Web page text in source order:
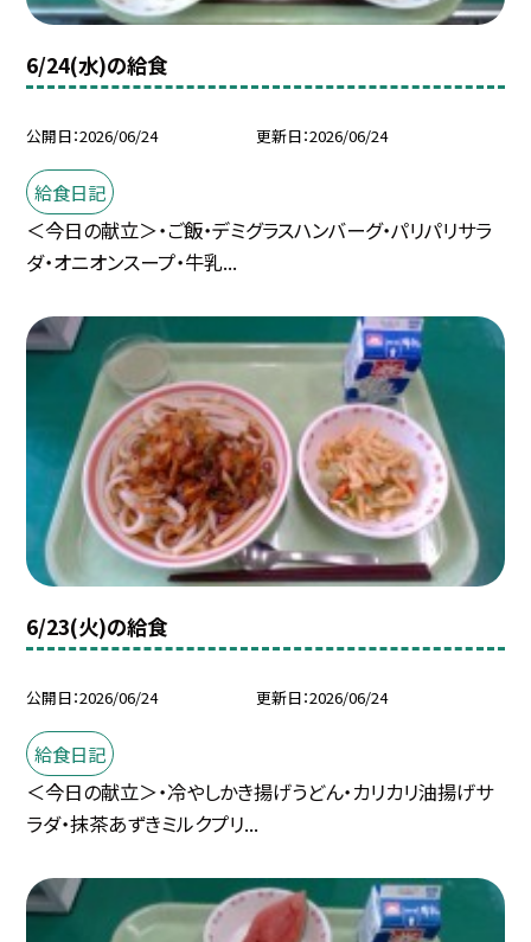
6/24(水)の給食
公開日 2026/06/24 更新日 2026/06/24
給食日記
＜今日の献立＞・ご飯・デミグラスハンバーグ・パリパリサラ
ダ・オニオンスープ・牛乳...
6/23(火)の給食
公開日 2026/06/24 更新日 2026/06/24
給食日記
＜今日の献立＞・冷やしかき揚げうどん・カリカリ油揚げサ
ラダ・抹茶あずきミルクプリ...